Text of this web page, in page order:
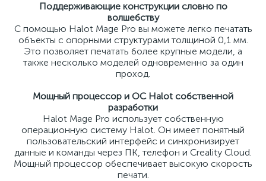
Поддерживающие конструкции словно по
волшебству
С помощью Halot Mage Pro вы можете легко печатать
объекты с опорными структурами толщиной 0,1 мм.
Это позволяет печатать более крупные модели, а
также несколько моделей одновременно за один
проход.
Мощный процессор и ОС Halot собственной
разработки
Halot Mage Pro использует собственную
операционную систему Halot. Он имеет понятный
пользовательский интерфейс и синхронизирует
данные и команды через ПК, телефон и Creality Cloud.
Мощный процессор обеспечивает высокую скорость
печати.